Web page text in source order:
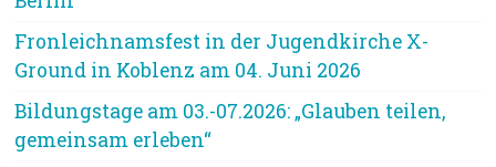
Fronleichnamsfest in der Jugendkirche X-
Ground in Koblenz am 04. Juni 2026
Bildungstage am 03.-07.2026: „Glauben teilen,
gemeinsam erleben“